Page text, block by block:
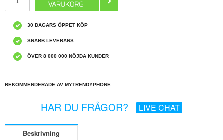
30 DAGARS ÖPPET KÖP
SNABB LEVERANS
ÖVER 8 000 000 NÖJDA KUNDER
REKOMMENDERADE AV MYTRENDYPHONE
HAR DU FRÅGOR? LIVE CHAT
Beskrivning